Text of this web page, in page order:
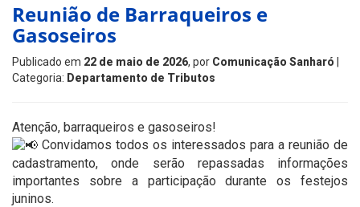
Reunião de Barraqueiros e
Gasoseiros
Publicado em 22 de maio de 2026, por Comunicação Sanharó
Categoria: Departamento de Tributos
Atenção, barraqueiros e gasoseiros!
Convidamos todos os interessados para a reunião de
cadastramento, onde serão repassadas informações
importantes sobre a participação durante os festejos
juninos.